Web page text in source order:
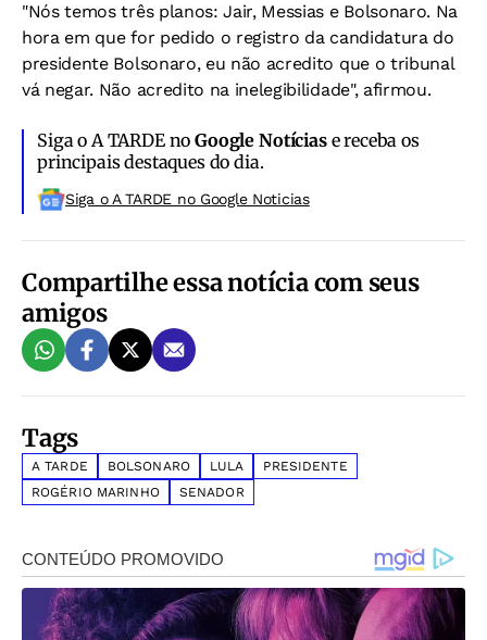
"Nós temos três planos: Jair, Messias e Bolsonaro. Na
hora em que for pedido o registro da candidatura do
presidente Bolsonaro, eu não acredito que o tribunal
vá negar. Não acredito na inelegibilidade", afirmou.
Siga o A TARDE noGoogle Notíciase receba os
principais destaques do dia.
Siga o A TARDE no Google Noticias
Compartilhe essa notícia com seus
amigos
Tags
A TARDE BOLSONARO LULA
PRESIDENTE
ROGÉRIO MARINHO
SENADOR